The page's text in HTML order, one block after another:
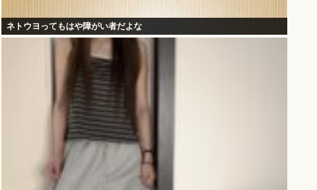
ネトウヨってもはや障がい者だよな